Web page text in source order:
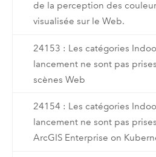
de la perception des
visualisée sur le Web.
24153 : Les catégories
lancement ne sont pas
scènes Web
24154 : Les catégories
lancement ne sont pas
ArcGIS Enterprise on